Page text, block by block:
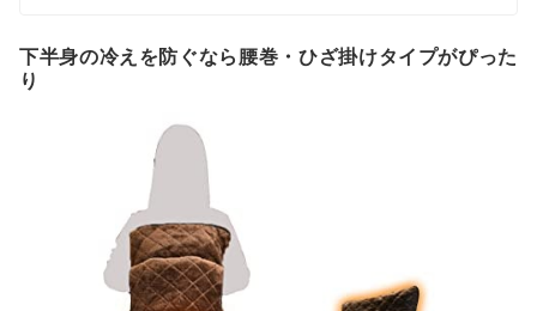
下半身の冷えを防ぐなら腰巻・ひざ掛けタイプがぴった
り